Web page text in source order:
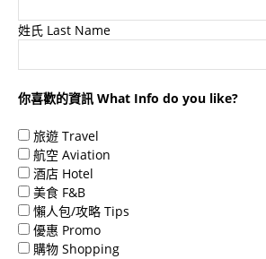
姓氏 Last Name
你喜歡的資訊 What Info do you like?
旅遊 Travel
航空 Aviation
酒店 Hotel
美食 F&B
懶人包/攻略 Tips
優惠 Promo
購物 Shopping